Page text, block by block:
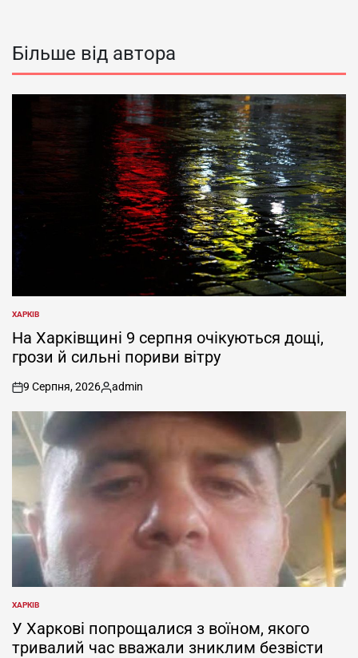
Більше від автора
ОПУБЛІКУВАТИ
У
ХАРКІВ
На Харківщині 9 серпня очікуються дощі,
грози й сильні пориви вітру
on
9 Серпня, 2026
Опубліковано
admin
ОПУБЛІКУВАТИ
У
ХАРКІВ
У Харкові попрощалися з воїном, якого
тривалий час вважали зниклим безвісти